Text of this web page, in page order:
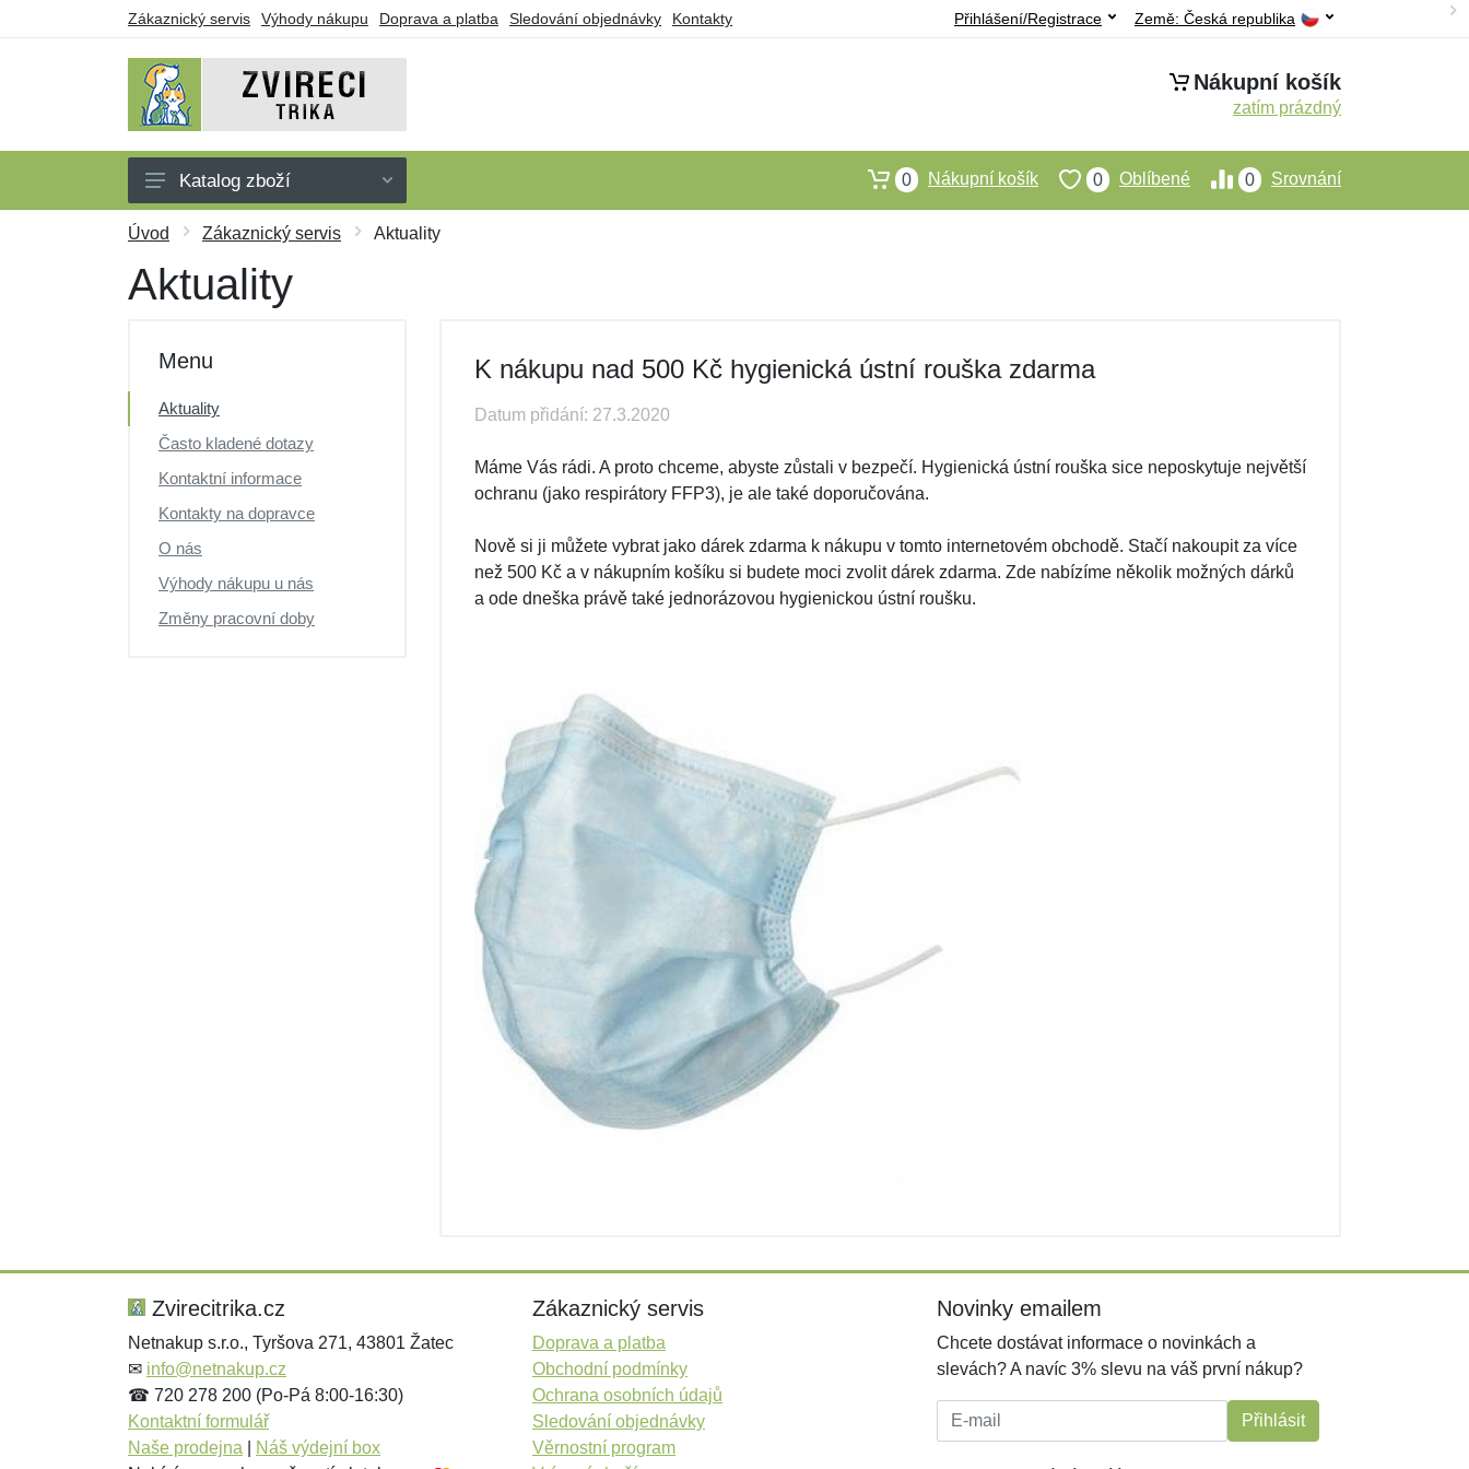
Zákaznický servis Výhody nákupu Doprava a platba Sledování objednávky Kontakty Země: Česká republika
Přihlášení/Registrace
Nákupní košík
zatím prázdný
Trička
Tílka
Katalog zboží 0 Srovnání
0 Oblíbené
0 Nákupní košík
Úvod Zákaznický servis Aktuality
Aktuality
Menu
Aktuality
Často kladené dotazy
Kontaktní informace
Kontakty na dopravce
O nás
Výhody nákupu u nás
Změny pracovní doby
K nákupu nad 500 Kč hygienická ústní rouška zdarma
Datum přidání: 27.3.2020
Máme Vás rádi. A proto chceme, abyste zůstali v bezpečí. Hygienická ústní rouška sice neposkytuje největší
ochranu (jako respirátory FFP3), je ale také doporučována.
Nově si ji můžete vybrat jako dárek zdarma k nákupu v tomto internetovém obchodě. Stačí nakoupit za více
než 500 Kč a v nákupním košíku si budete moci zvolit dárek zdarma. Zde nabízíme několik možných dárků
a ode dneška právě také jednorázovou hygienickou ústní roušku.
Zvirecitrika.cz
Netnakup s.r.o., Tyršova 271, 43801 Žatec
✉ info@netnakup.cz
☎ 720 278 200 (Po-Pá 8:00-16:30)
Kontaktní formulář
Naše prodejna
Náš výdejní box
Zákaznický servis
Doprava a platba
Obchodní podmínky
Ochrana osobních údajů
Sledování objednávky
Věrnostní program
Novinky emailem
Chcete dostávat informace o novinkách a
slevách? A navíc 3% slevu na váš první nákup?
E-mail: Přihlásit